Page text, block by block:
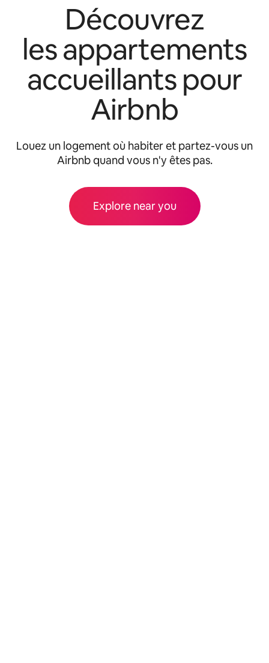
Découvrez
les appartements
accueillants pour
Airbnb
Louez un logement où habiter et partez-vous un
Airbnb quand vous n'y êtes pas.
Explore near you